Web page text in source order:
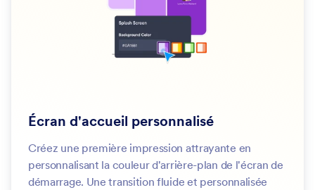
Écran d'accueil personnalisé
Créez une première impression attrayante en
personnalisant la couleur d'arrière-plan de l'écran de
démarrage. Une transition fluide et personnalisée